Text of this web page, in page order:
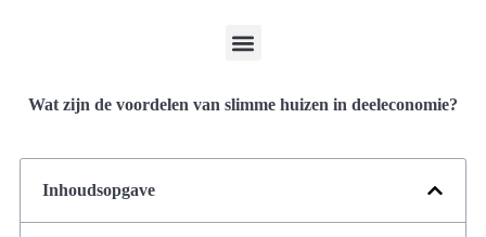
Wat zijn de voordelen van slimme huizen in deeleconomie?
Inhoudsopgave